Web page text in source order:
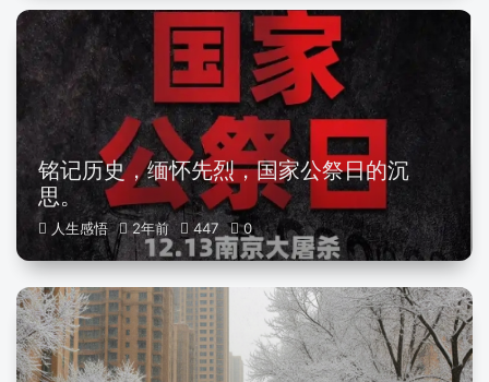
铭记历史，缅怀先烈，国家公祭日的沉
思。
人生感悟 2年前 447 0